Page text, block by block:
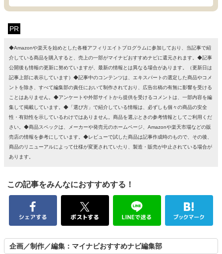
PR
◆Amazonや楽天を始めとした各種アフィリエイトプログラムに参加しており、当記事で紹
介している商品を購入すると、売上の一部がマイナビおすすめナビに還元されます。◆記事
公開後も情報の更新に努めていますが、最新の情報とは異なる場合があります。（更新日は
記事上部に表示しています）◆記事中のコンテンツは、エキスパートの選定した商品やコメ
ントを除き、すべて編集部の責任において制作されており、広告出稿の有無に影響を受ける
ことはありません。◆アンケートや外部サイトから提供を受けるコメントは、一部内容を編
集して掲載しています。◆「選び方」で紹介している情報は、必ずしも個々の商品の安全
性・有効性を示しているわけではありません。商品を選ぶときの参考情報としてご利用くだ
さい。◆商品スペックは、メーカーや発売元のホームページ、Amazonや楽天市場などの販
売店の情報を参考にしています。◆レビューで試した商品は記事作成時のもので、その後、
商品のリニューアルによって仕様が変更されていたり、製造・販売が中止されている場合が
あります。
この記事をみんなにおすすめする！
企画／制作／編集：マイナビおすすめナビ編集部